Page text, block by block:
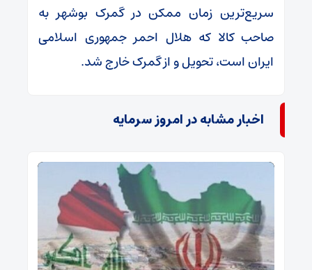
سریع‌ترین زمان ممکن در گمرک بوشهر به
صاحب کالا که هلال احمر جمهوری اسلامی
ایران است، تحویل و از گمرک خارج شد.
اخبار مشابه در امروز سرمایه